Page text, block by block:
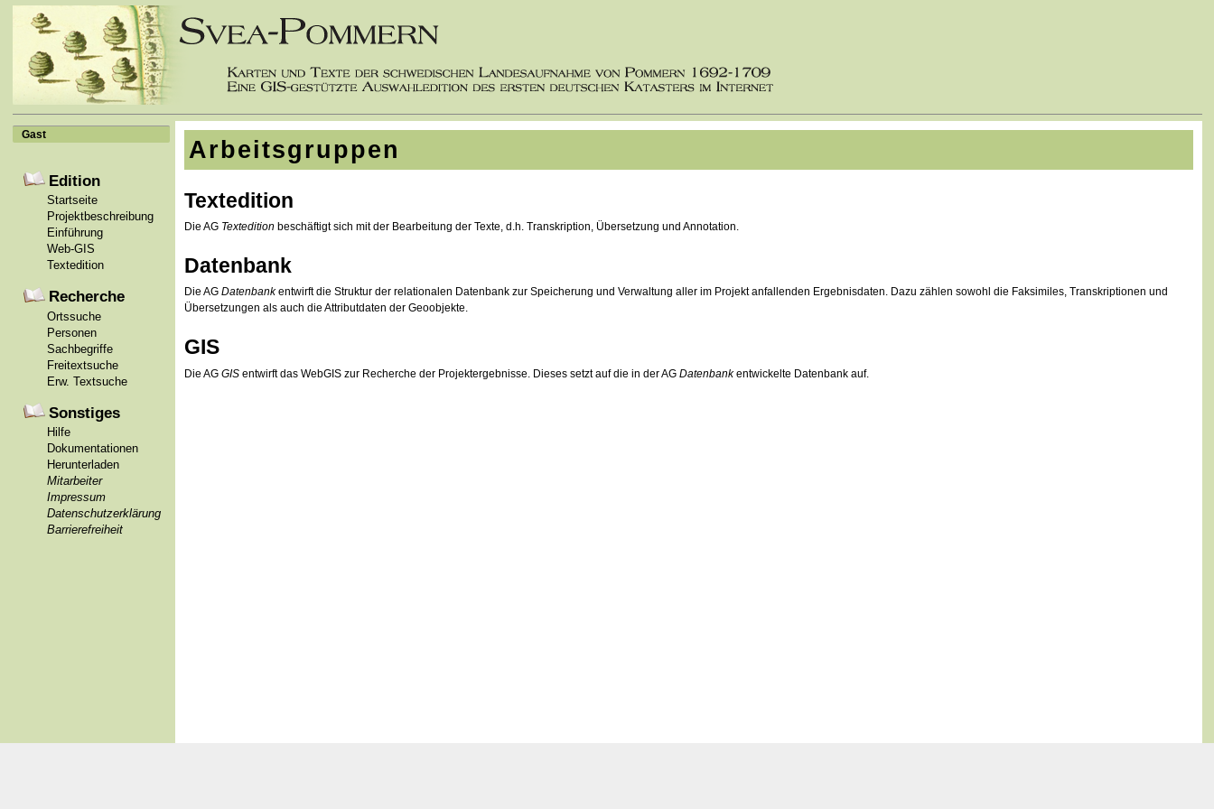
Arbeitsgruppen
Textedition
Die AG Textedition beschäftigt sich mit der Bearbeitung der Texte, d.h. Transkription, Übersetzung und Annotation.
Datenbank
Die AG Datenbankentwirft die Struktur der relationalen Datenbank zur Speicherung und Verwaltung aller im Projekt anfallenden Ergebnisdaten. Dazu zählen sowohl die Faksimiles, Transkriptionen und
Übersetzungen als auch die Attributdaten der Geoobjekte.
GIS
Die AG GISentwirft das WebGIS zur Recherche der Projektergebnisse. Dieses setzt auf die in der AG Datenbankentwickelte Datenbank auf.
Gast
Edition
Startseite
Projektbeschreibung
Einführung
Web-GIS
Textedition
Recherche
Ortssuche
Personen
Sachbegriffe
Freitextsuche
Erw. Textsuche
Sonstiges
Hilfe
Dokumentationen
Herunterladen
Mitarbeiter
Impressum
Datenschutzerklärung
Barrierefreiheit